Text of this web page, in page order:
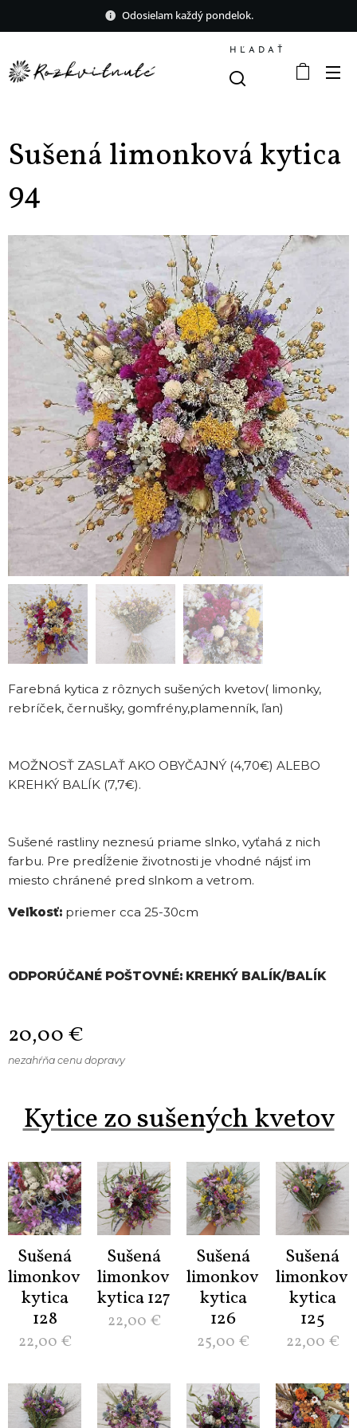
Odosielam každý pondelok.
HĽADAŤ
Sušená limonková kytica
94
Farebná kytica z rôznych sušených kvetov( limonky,
rebríček, černušky, gomfrény,plamenník, ľan)
MOŽNOSŤ ZASLAŤ AKO OBYČAJNÝ (4,70€) ALEBO
KREHKÝ BALÍK (7,7€).
Sušené rastliny neznesú priame slnko, vyťahá z nich
farbu. Pre predĺženie životnosti je vhodné nájsť im
miesto chránené pred slnkom a vetrom.
Veľkosť: priemer cca 25-30cm
ODPORÚČANÉ POŠTOVNÉ: KREHKÝ BALÍK/BALÍK
20,00€
nezahŕňa cenu dopravy
Kytice zo sušených kvetov
Sušená
limonková
kytica
128
22,00 €
Sušená
limonková
kytica 127
22,00 €
Sušená
limonková
kytica
126
25,00 €
Sušená
limonková
kytica
125
22,00 €